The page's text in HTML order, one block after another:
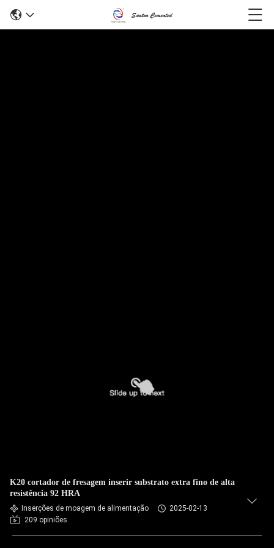
K20 cortador de fresagem inserir substrato extra fino de alta
resistência 92 HRA
Inserções de moagem de alimentação
2025-02-13
209 opiniões